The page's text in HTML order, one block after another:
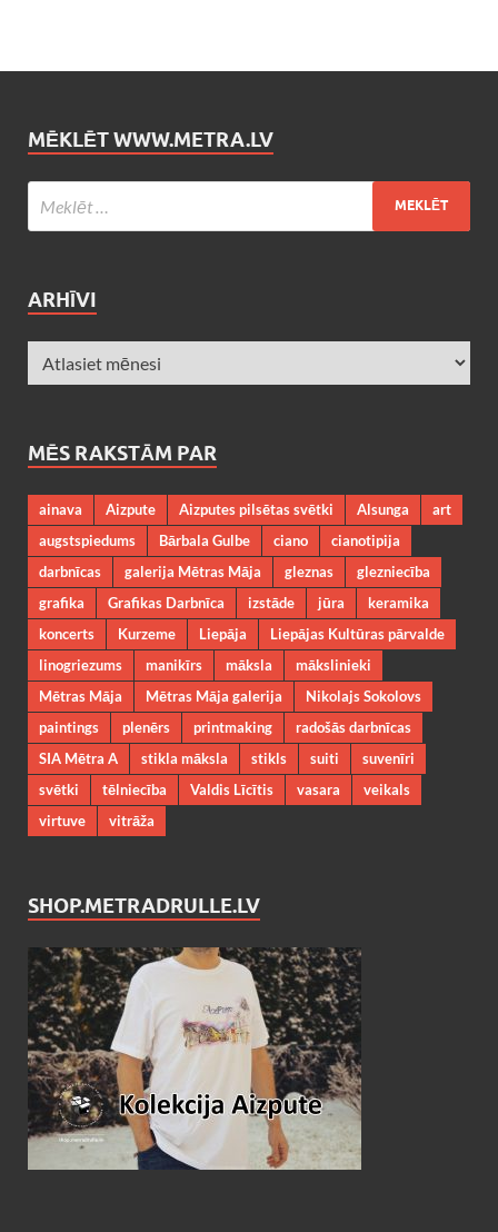
MĒKLĒT WWW.METRA.LV
ARHĪVI
MĒS RAKSTĀM PAR
ainava Aizpute Aizputes pilsētas svētki Alsunga
art
augstspiedums
Bārbala Gulbe ciano
cianotipija
darbnīcas
galerija Mētras Māja gleznas
glezniecība
grafika
Grafikas Darbnīca izstāde jūra
keramika
koncerts
Kurzeme Liepāja
Liepājas Kultūras pārvalde
linogriezums
manikīrs māksla
mākslinieki
Mētras Māja
Mētras Māja galerija
Nikolajs Sokolovs
paintings
plenērs printmaking
radošās darbnīcas
SIA Mētra A
stikla māksla stikls suiti
suvenīri
svētki
tēlniecība Valdis Līcītis vasara
veikals
virtuve
vitrāža
SHOP.METRADRULLE.LV